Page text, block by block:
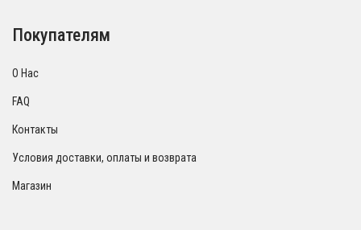
Покупателям
О Нас
FAQ
Контакты
Условия доставки, оплаты и возврата
Магазин